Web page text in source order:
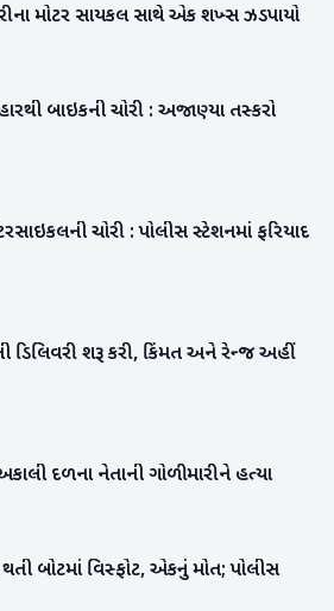
મોટર સાયકલ સાથે એક શખ્સ ઝડપાયો
બાઇકની ચોરી : અજાણ્યા તસ્કરો
: પોલીસ સ્ટેશનમાં ફરિયાદ
ડિલિવરી શરૂ કરી, કિંમત અને રેન્જ અહીં
દળના નેતાની ગોળી મારીને હત્યા
થતી બોટમાં વિસ્ફોટ, એકનું મોત; પોલીસ